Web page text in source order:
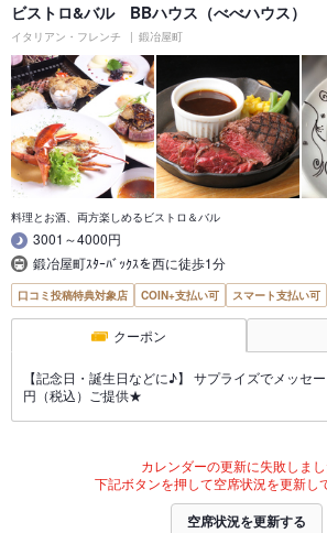
ビストロ&バル BBハウス（べべハウス）
イタリアン・フレンチ 鍛冶屋町
料理とお酒、両方楽しめるビストロ＆バル
3001～4000円
鍛冶屋町ｽﾀｰﾊﾞｯｸｽを西に徒歩1分
口コミ投稿特典対象店 COIN+支払い可 スマート支払い可
クーポン
【記念日・誕生日などに♪】 サプライズでメッセ
円（税込）ご提供★
カレンダーの更新に失敗しまし
下記ボタンを押して空席状況を更新し
空席状況を更新する